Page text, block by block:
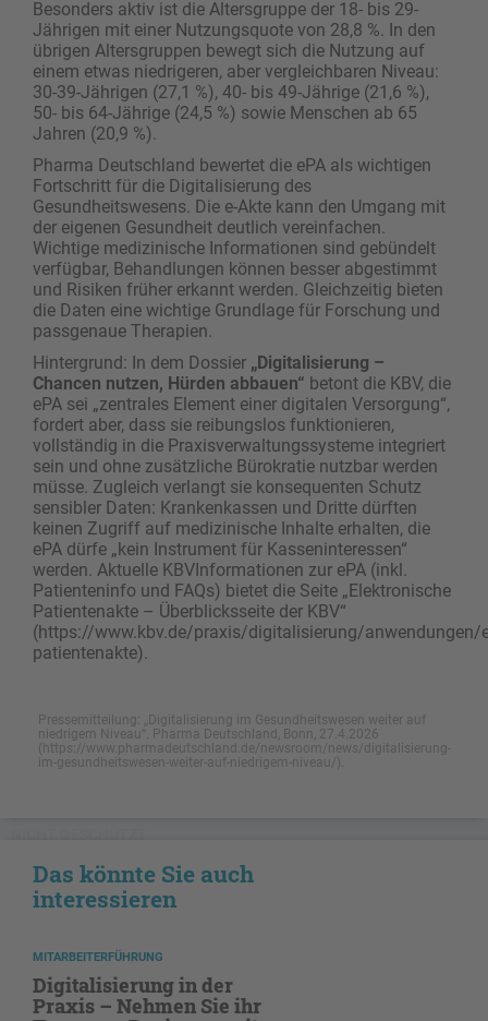
Besonders aktiv ist die Altersgruppe der 18- bis 29-
Jährigen mit einer Nutzungsquote von 28,8 %. In den
übrigen Altersgruppen bewegt sich die Nutzung auf
einem etwas niedrigeren, aber vergleichbaren Niveau:
30-39-Jährigen (27,1 %), 40- bis 49-Jährige (21,6 %),
50- bis 64-Jährige (24,5 %) sowie Menschen ab 65
Jahren (20,9 %).
Pharma Deutschland bewertet die ePA als wichtigen
Fortschritt für die Digitalisierung des
Gesundheitswesens. Die e-Akte kann den Umgang mit
der eigenen Gesundheit deutlich vereinfachen.
Wichtige medizinische Informationen sind gebündelt
verfügbar, Behandlungen können besser abgestimmt
und Risiken früher erkannt werden. Gleichzeitig bieten
die Daten eine wichtige Grundlage für Forschung und
passgenaue Therapien.
Hintergrund: In dem Dossier „Digitalisierung –
Chancen nutzen, Hürden abbauen“ betont die KBV, die
ePA sei „zentrales Element einer digitalen Versorgung“,
fordert aber, dass sie reibungslos funktionieren,
vollständig in die Praxisverwaltungssysteme integriert
sein und ohne zusätzliche Bürokratie nutzbar werden
müsse. Zugleich verlangt sie konsequenten Schutz
sensibler Daten: Krankenkassen und Dritte dürften
keinen Zugriff auf medizinische Inhalte erhalten, die
ePA dürfe „kein Instrument für Kasseninteressen“
werden. Aktuelle KBVInformationen zur ePA (inkl.
Patienteninfo und FAQs) bietet die Seite „Elektronische
Patientenakte – Überblicksseite der KBV“
(https://www.kbv.de/praxis/digitalisierung/anwendungen/
patientenakte).
Pressemitteilung: „Digitalisierung im Gesundheitswesen weiter auf
niedrigem Niveau“. Pharma Deutschland, Bonn, 27.4.2026
(https://www.pharmadeutschland.de/newsroom/news/digitalisierung-
im-gesundheitswesen-weiter-auf-niedrigem-niveau/).
Das könnte Sie auch
interessieren
MITARBEITERFÜHRUNG
Digitalisierung in der
Praxis – Nehmen Sie ihr